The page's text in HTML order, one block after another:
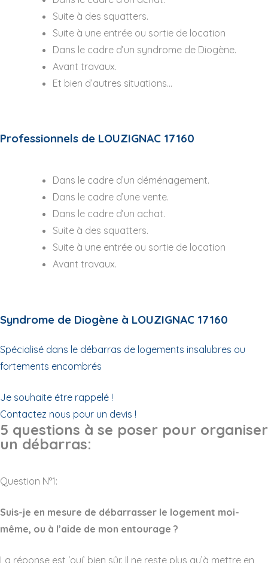
Suite à des squatters.
Suite à une entrée ou sortie de location
Dans le cadre d’un syndrome de Diogène.
Avant travaux.
Et bien d’autres situations…
Professionnels de LOUZIGNAC 17160
Dans le cadre d’un déménagement.
Dans le cadre d’une vente.
Dans le cadre d’un achat.
Suite à des squatters.
Suite à une entrée ou sortie de location
Avant travaux.
Syndrome de Diogène à LOUZIGNAC 17160
Spécialisé dans le débarras de logements insalubres ou
fortements encombrés
Je souhaite étre rappelé !
Contactez nous pour un devis !
5 questions à se poser pour organiser
un débarras:
Question N°1:
Suis-je en mesure de débarrasser le logement moi-
même, ou à l’aide de mon entourage ?
La réponse est ‘oui’ bien sûr. Il ne reste plus qu’à mettre en